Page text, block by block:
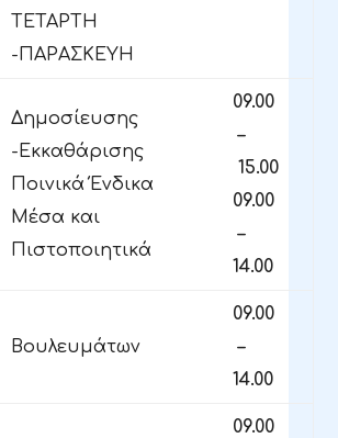
ΤΕΤΑΡΤΗ
-ΠΑΡΑΣΚΕΥΗ
Δημοσίευσης
-Εκκαθάρισης
Ποινικά Ένδικα
Μέσα και
Πιστοποιητικά
09.00
–
15.00
09.00
–
14.00
Βουλευμάτων
09.00
–
14.00
09.00